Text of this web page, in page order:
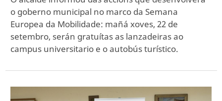
o goberno municipal no marco da Semana
Europea da Mobilidade: mañá xoves, 22 de
setembro, serán gratuítas as lanzadeiras ao
campus universitario e o autobús turístico.